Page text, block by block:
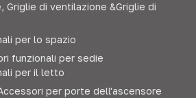
Griglie di ventilazione &Griglie di
per lo spazio
funzionali per sedie
per il letto
per porte dell'ascensore